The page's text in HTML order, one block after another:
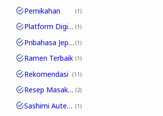
Pernikahan 1
Platform Digital 1
Pribahasa Jepang 1
Ramen Terbaik 1
Rekomendasi 11
Resep Masakan 2
Sashimi Autentik 1